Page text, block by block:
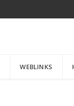
WEBLINKS